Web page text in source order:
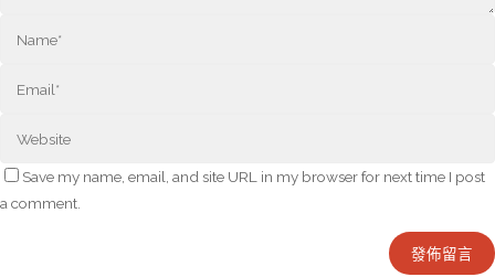
Save my name, email, and site URL in my browser for next time I post
a comment.